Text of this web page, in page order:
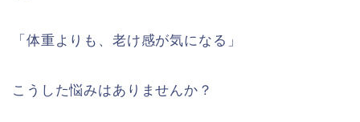
「体重よりも、老け感が気になる」
こうした悩みはありませんか？